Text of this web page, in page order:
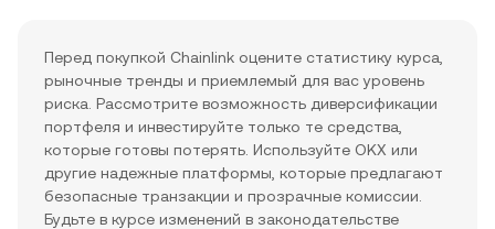
Перед покупкой Chainlink оцените статистику курса,
рыночные тренды и приемлемый для вас уровень
риска. Рассмотрите возможность диверсификации
портфеля и инвестируйте только те средства,
которые готовы потерять. Используйте OKX или
другие надежные платформы, которые предлагают
безопасные транзакции и прозрачные комиссии.
Будьте в курсе изменений в законодательстве